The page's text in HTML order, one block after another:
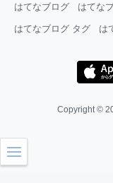
はてなブログ はてな
はてなブログ タグ は
Copyright ©